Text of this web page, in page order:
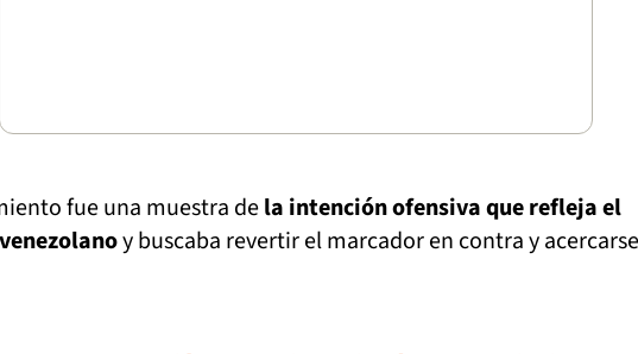
fue una muestra dela intención ofensiva que refleja el
y buscaba revertir el marcador en contra y